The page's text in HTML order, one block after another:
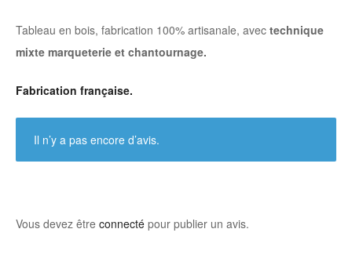
Tableau en bois, fabrication 100% artisanale, avec technique
mixte marqueterie et chantournage.
Fabrication française.
Il n’y a pas encore d’avis.
Vous devez être connecté pour publier un avis.